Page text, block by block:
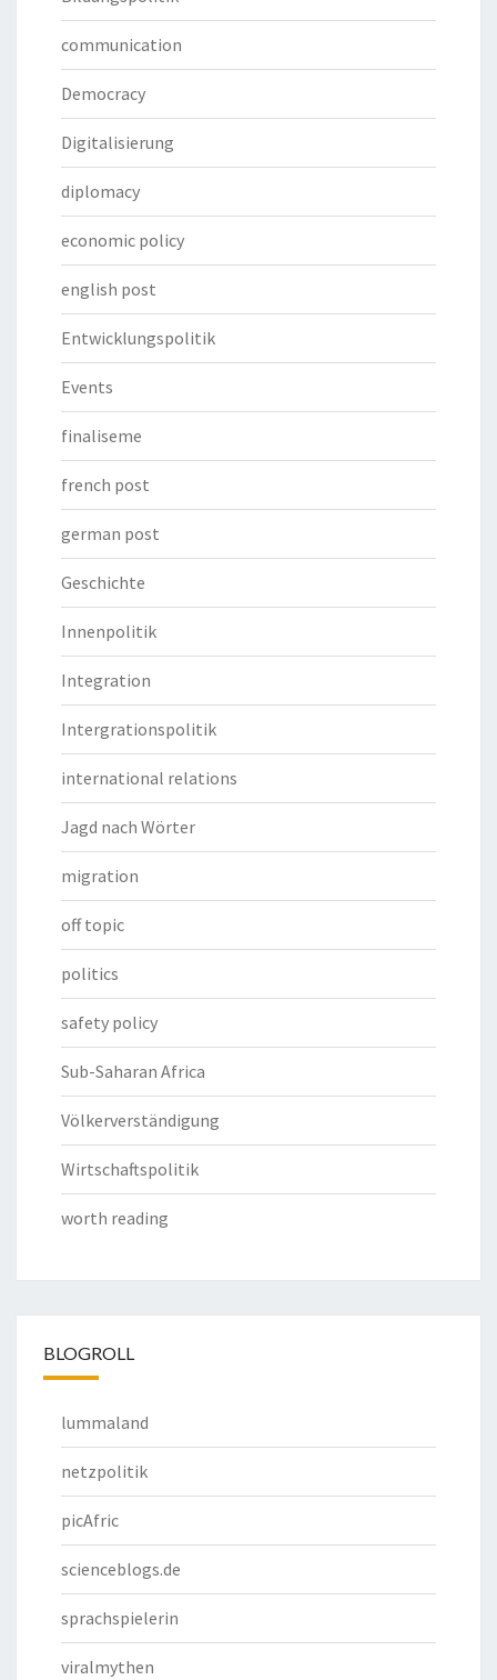
communication
Democracy
Digitalisierung
diplomacy
economic policy
english post
Entwicklungspolitik
Events
finaliseme
french post
german post
Geschichte
Innenpolitik
Integration
Intergrationspolitik
international relations
Jagd nach Wörter
migration
off topic
politics
safety policy
Sub-Saharan Africa
Völkerverständigung
Wirtschaftspolitik
worth reading
BLOGROLL
lummaland
netzpolitik
picAfric
scienceblogs.de
sprachspielerin
viralmythen